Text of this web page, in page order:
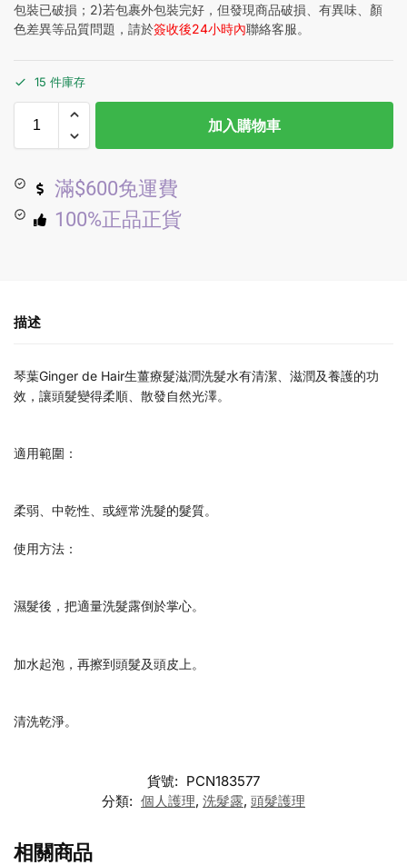
包裝已破損；2)若包裹外包裝完好，但發現商品破損、有異味、顏
色差異等品質問題，請於簽收後24小時內聯絡客服。
15 件庫存
加入購物車
滿$600免運費
100%正品正貨
描述
琴葉Ginger de Hair生薑療髮滋潤洗髮水有清潔、滋潤及養護的功
效，讓頭髮變得柔順、散發自然光澤。
適用範圍：
柔弱、中乾性、或經常洗髮的髮質。
使用方法：
濕髮後，把適量洗髮露倒於掌心。
加水起泡，再擦到頭髮及頭皮上。
清洗乾淨。
貨號: PCN183577
分類: 個人護理, 洗髮露, 頭髮護理
相關商品